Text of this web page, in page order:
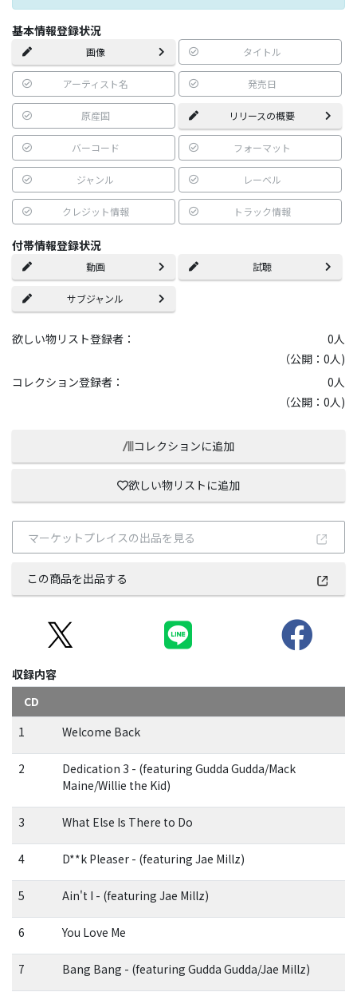
基本情報登録状況
画像 タイトル
アーティスト名 発売日
原産国 リリースの概要
バーコード フォーマット
ジャンル レーベル
クレジット情報 トラック情報
付帯情報登録状況
動画 試聴
サブジャンル
欲しい物リスト登録者： 0人
（公開：0人)
コレクション登録者：
0人
（公開：0人)
コレクションに追加
欲しい物リストに追加
マーケットプレイスの出品を見る
この商品を出品する
収録内容
CD
1
Welcome Back
2
Dedication 3 - (featuring Gudda Gudda/Mack
Maine/Willie the Kid)
3 What Else Is There to Do
4 D**k Pleaser - (featuring Jae Millz)
5 Ain't I - (featuring Jae Millz)
6 You Love Me
7 Bang Bang - (featuring Gudda Gudda/Jae Millz)